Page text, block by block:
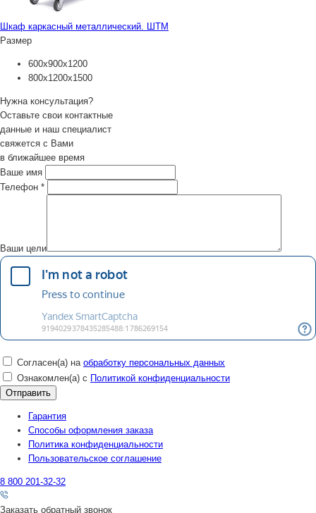
Шкаф каркасный металлический. ШТМ
Размер
600х900х1200
800х1200х1500
Нужна консультация?
Оставьте свои контактные
данные и наш специалист
свяжется с Вами
в ближайшее время
Ваше имя
Телефон *
Ваши цели
Согласен(а) на обработку персональных данных
Ознакомлен(а) с Политикой конфиденциальности
Гарантия
Способы оформления заказа
Политика конфиденциальности
Пользовательское соглашение
8 800 201-32-32
Заказать обратный звонок